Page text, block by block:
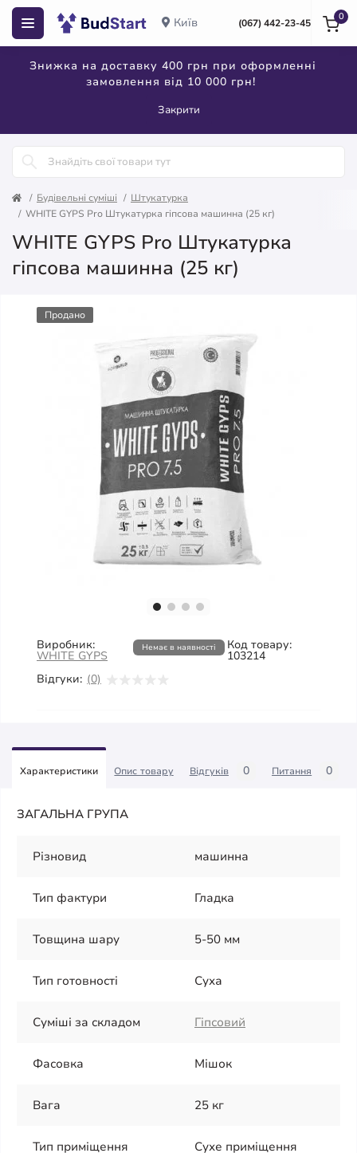
Київ (067) 442-23-45
Знижка на доставку 400 грн при оформленні
замовлення від 10 000 грн!
Закрити
0
Будівельні суміші
Штукатурка
WHITE GYPS Pro Штукатурка гіпсова машинна (25 кг)
WHITE GYPS Pro Штукатурка
гіпсова машинна (25 кг)
Продано
Виробник:
WHITE GYPS
Код товару:
103214
Відгуки: (0)
Немає в наявності
Характеристики Опис товару Відгуків 0 Питання 0
ЗАГАЛЬНА ГРУПА
Різновид машинна
Тип фактури Гладка
Товщина шару 5-50 мм
Тип готовності Суха
Суміші за складом Гіпсовий
Фасовка Мішок
Вага 25 кг
Тип приміщення Сухе приміщення